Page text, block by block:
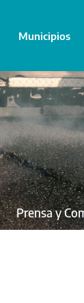
Municipios
Prensa y